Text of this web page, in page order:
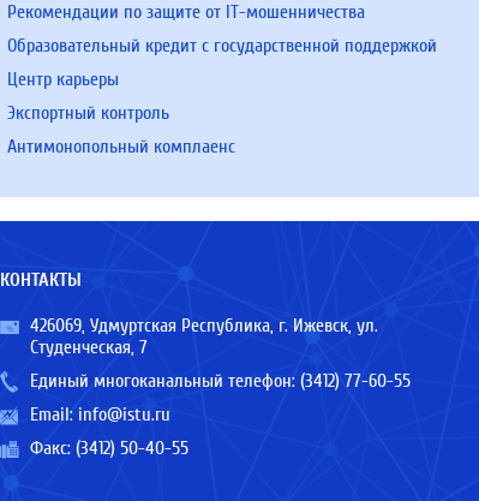
Рекомендации по защите от IT-мошенничества
Образовательный кредит с государственной поддержкой
Центр карьеры
Экспортный контроль
Антимонопольный комплаенс
КОНТАКТЫ
426069, Удмуртская Республика, г. Ижевск, ул.
Студенческая, 7
Единый многоканальный телефон: (3412) 77-60-55
Email: info@istu.ru
Факс: (3412) 50-40-55